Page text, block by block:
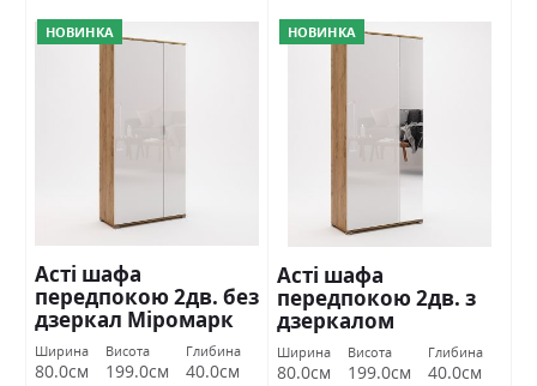
НОВИНКА
Асті шафа
передпокою 2дв. без
дзеркал Міромарк
Ширина
80.0см
Висота
199.0см
Глибина
40.0см
НОВИНКА
Асті шафа
передпокою 2дв. з
дзеркалом
Міромарк
Ширина
80.0см
Висота
199.0см
Глибина
40.0см